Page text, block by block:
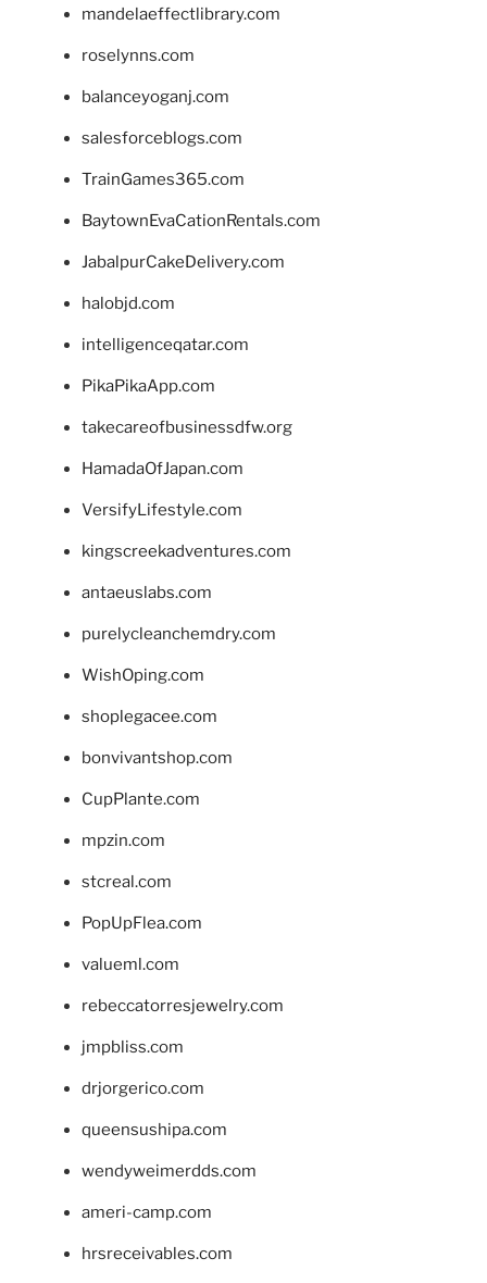
mandelaeffectlibrary.com
roselynns.com
balanceyoganj.com
salesforceblogs.com
TrainGames365.com
BaytownEvaCationRentals.com
JabalpurCakeDelivery.com
halobjd.com
intelligenceqatar.com
PikaPikaApp.com
takecareofbusinessdfw.org
HamadaOfJapan.com
VersifyLifestyle.com
kingscreekadventures.com
antaeuslabs.com
purelycleanchemdry.com
WishOping.com
shoplegacee.com
bonvivantshop.com
CupPlante.com
mpzin.com
stcreal.com
PopUpFlea.com
valueml.com
rebeccatorresjewelry.com
jmpbliss.com
drjorgerico.com
queensushipa.com
wendyweimerdds.com
ameri-camp.com
hrsreceivables.com